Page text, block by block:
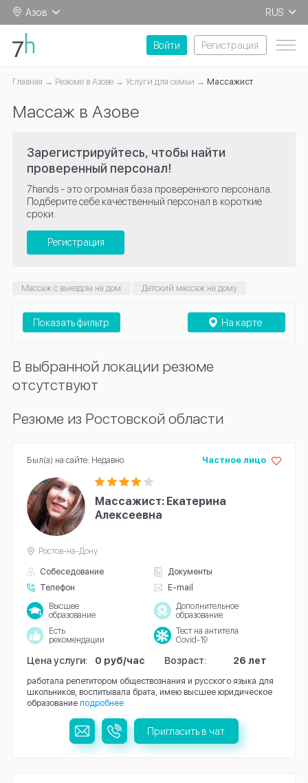
Азов
RUS
EN
Войти
Регистрация
Главная Резюме в Азове Услуги для семьи Массажист
Массаж в Азове
Зарегистрируйтесь, чтобы найти
проверенный персонал!
7hands - это огромная база проверенного персонала.
Подберите себе качественный персонал в короткие
сроки.
Регистрация
Массаж с выездом на дом Детский массаж на дому
На карте
Показать фильтр
В выбранной локации резюме
отсутствуют
Резюме из Ростовской области
Массажист: Екатерина
Алексеевна
Собеседование
Документы
Телефон
E-mail
Частное лицо
Ростов-на-Дону
Высшее
образование
Дополнительное
образование
Есть
рекомендации
Тест на антитела
Covid-19
Цена услуги: 0 руб/час Возраст: 26 лет
работала репетитором обществознания и русского языка для
школьников, воспитывала брата, имею высшее юридическое
образование подробнее
Был(а) на сайте: Недавно
Пригласить в чат